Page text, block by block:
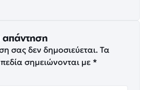
σας δεν δημοσιεύεται. Τα
σημειώνονται με *